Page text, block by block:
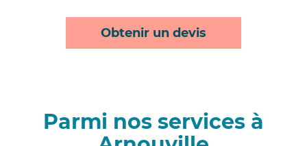
Obtenir un devis
Parmi nos services à